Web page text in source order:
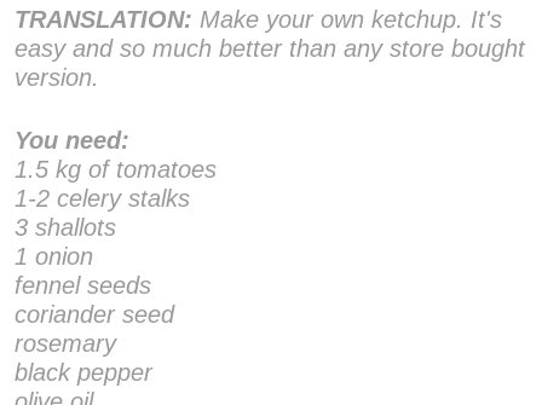
TRANSLATION: Make your own ketchup. It's
easy and so much better than any store bought
version.
You need:
1.5 kg of tomatoes
1-2 celery stalks
3 shallots
1 onion
fennel seeds
coriander seed
rosemary
black pepper